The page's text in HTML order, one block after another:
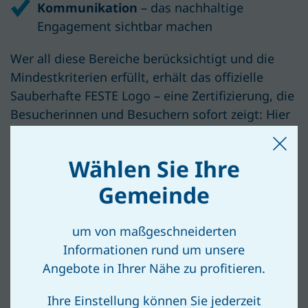
Kommunikation – das nachhaltige
Engagement sichtbar machen
Wer all diese Bereiche berücksichtigt und die
Mindestkriterien erfüllt, erhält das offizielle
Sauberhafte FESTE Logo – eine Zertifizierung, die
Besucherinnen und Besuchern sofort zeigt: Hier
wird bewusst und mit Verantwortung gefeiert.
VIEL ANERKENNUNG!
Wählen Sie Ihre
Gemeinde
um von maßgeschneiderten
Informationen rund um unsere
Angebote in Ihrer Nähe zu profitieren.
Ihre Einstellung können Sie jederzeit